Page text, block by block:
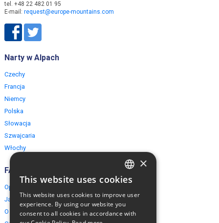
tel. +48 22 482 01 95
E-mail: request@europe-mountains.com
Narty w Alpach
Czechy
Francja
Niemcy
Polska
Słowacja
Szwajcaria
Włochy
FAQ
Opinie naszych klientów
Jak rezerwować?
O EuropeMountains.com
ENGLISH
×
This website uses cookies
This website uses cookies to improve user
experience. By using our website you
consent to all cookies in accordance with